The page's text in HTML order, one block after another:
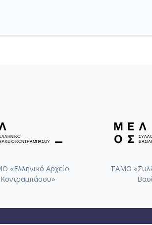
«Ελληνικό Αρχείο
Κοντραμπάσου»
ΤΑΜΟ